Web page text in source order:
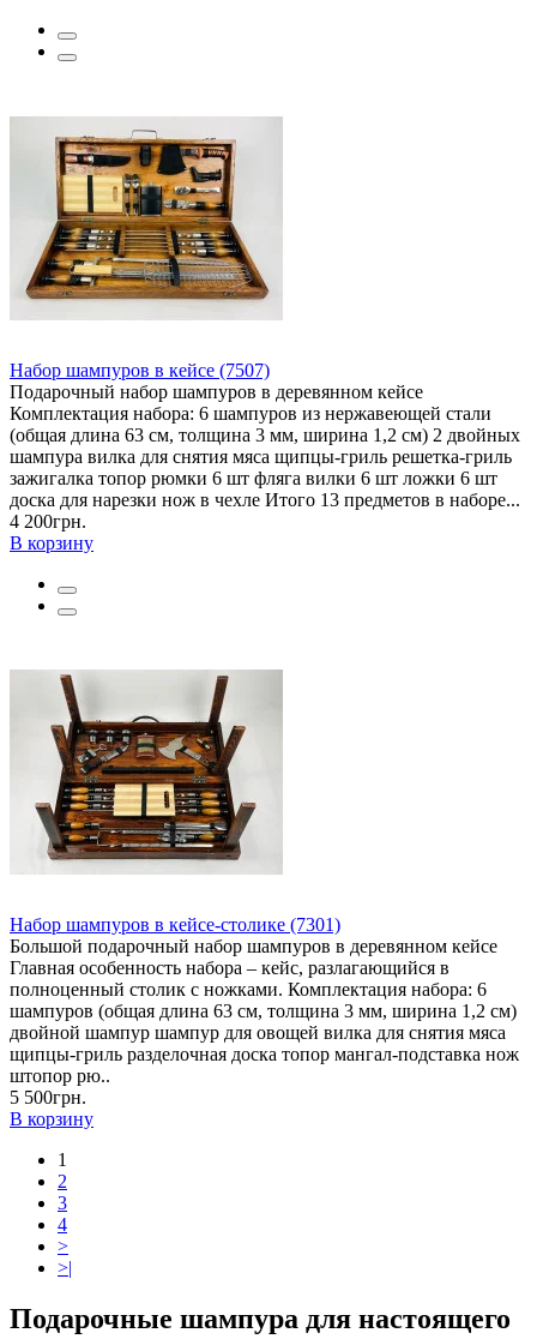
Набор шампуров в кейсе (7507)
Подарочный набор шампуров в деревянном кейсе
Комплектация набора: 6 шампуров из нержавеющей стали
(общая длина 63 см, толщина 3 мм, ширина 1,2 см) 2 двойных
шампура вилка для снятия мяса щипцы-гриль решетка-гриль
зажигалка топор рюмки 6 шт фляга вилки 6 шт ложки 6 шт
доска для нарезки нож в чехле Итого 13 предметов в наборе...
4 200грн.
В корзину
Набор шампуров в кейсе-столике (7301)
Большой подарочный набор шампуров в деревянном кейсе
Главная особенность набора – кейс, разлагающийся в
полноценный столик с ножками. Комплектация набора: 6
шампуров (общая длина 63 см, толщина 3 мм, ширина 1,2 см)
двойной шампур шампур для овощей вилка для снятия мяса
щипцы-гриль разделочная доска топор мангал-подставка нож
штопор рю..
5 500грн.
В корзину
1
2
3
4
>
>|
Подарочные шампура для настоящего